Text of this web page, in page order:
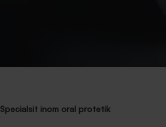
Specialsit inom oral protetik